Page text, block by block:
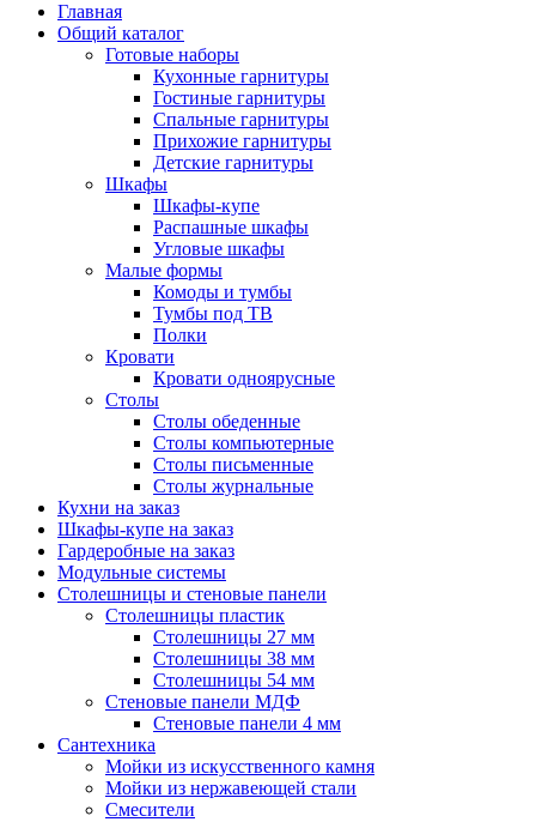
Главная
Общий каталог
Готовые наборы
Кухонные гарнитуры
Гостиные гарнитуры
Спальные гарнитуры
Прихожие гарнитуры
Детские гарнитуры
Шкафы
Шкафы-купе
Распашные шкафы
Угловые шкафы
Малые формы
Комоды и тумбы
Тумбы под ТВ
Полки
Кровати
Кровати одноярусные
Столы
Столы обеденные
Столы компьютерные
Столы письменные
Столы журнальные
Кухни на заказ
Шкафы-купе на заказ
Гардеробные на заказ
Модульные системы
Столешницы и стеновые панели
Столешницы пластик
Столешницы 27 мм
Столешницы 38 мм
Столешницы 54 мм
Стеновые панели МДФ
Стеновые панели 4 мм
Сантехника
Мойки из искусственного камня
Мойки из нержавеющей стали
Смесители